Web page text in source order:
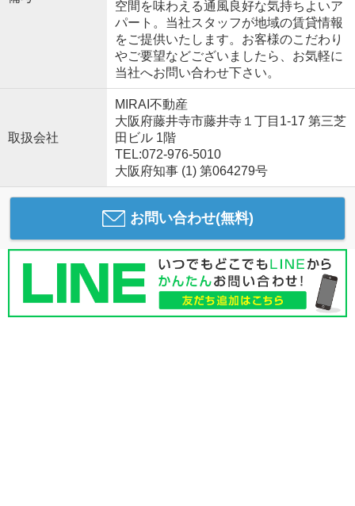
空間を味わえる通風良好な気持ちよいア
パート。当社スタッフが地域の賃貸情報
をご提供いたします。お客様のこだわり
やご要望などございましたら、お気軽に
当社へお問い合わせ下さい。
取扱会社
MIRAI不動産
大阪府藤井寺市藤井寺１丁目1-17 第三芝
田ビル 1階
TEL:072-976-5010
大阪府知事 (1) 第064279号
お問い合わせ(無料)